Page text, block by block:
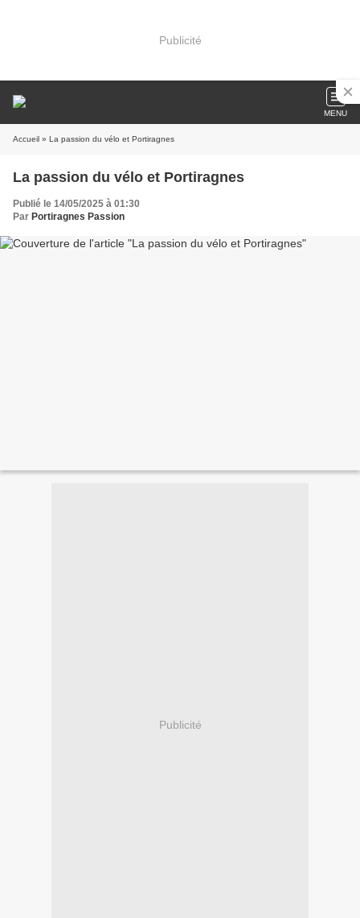
Publicité
MENU
Accueil » La passion du vélo et Portiragnes
La passion du vélo et Portiragnes
Publié le 14/05/2025 à 01:30
Par Portiragnes Passion
Publicité